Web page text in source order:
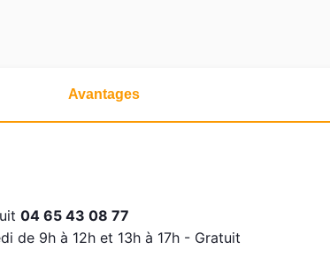
Avantages
04 65 43 08 77
de 9h à 12h et 13h à 17h - Gratuit